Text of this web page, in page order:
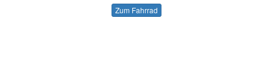
Zum Fahrrad